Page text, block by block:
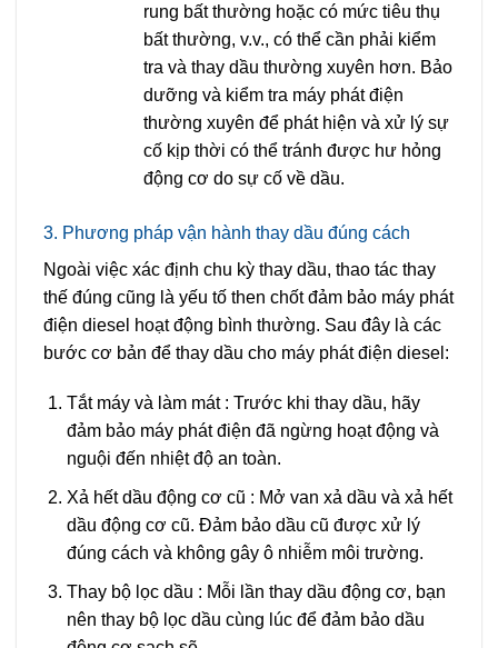
rung bất thường hoặc có mức tiêu thụ
bất thường, v.v., có thể cần phải kiểm
tra và thay dầu thường xuyên hơn. Bảo
dưỡng và kiểm tra máy phát điện
thường xuyên để phát hiện và xử lý sự
cố kịp thời có thể tránh được hư hỏng
động cơ do sự cố về dầu.
3. Phương pháp vận hành thay dầu đúng cách
Ngoài việc xác định chu kỳ thay dầu, thao tác thay
thế đúng cũng là yếu tố then chốt đảm bảo máy phát
điện diesel hoạt động bình thường. Sau đây là các
bước cơ bản để thay dầu cho máy phát điện diesel:
Tắt máy và làm mát: Trước khi thay dầu, hãy
đảm bảo máy phát điện đã ngừng hoạt động và
nguội đến nhiệt độ an toàn.
Xả hết dầu động cơ cũ : Mở van xả dầu và xả hết
dầu động cơ cũ. Đảm bảo dầu cũ được xử lý
đúng cách và không gây ô nhiễm môi trường.
Thay bộ lọc dầu : Mỗi lần thay dầu động cơ, bạn
nên thay bộ lọc dầu cùng lúc để đảm bảo dầu